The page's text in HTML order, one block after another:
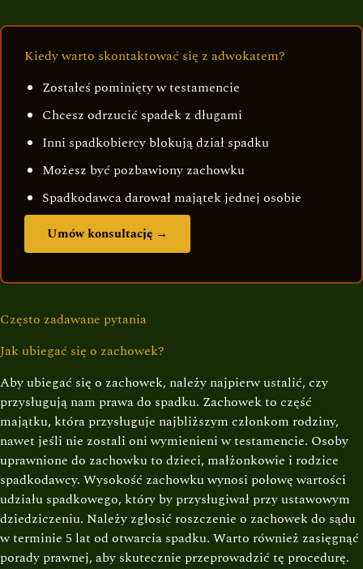
Kiedy warto skontaktować się z adwokatem?
Zostałeś pominięty w testamencie
Chcesz odrzucić spadek z długami
Inni spadkobiercy blokują dział spadku
Możesz być pozbawiony zachowku
Spadkodawca darował majątek jednej osobie
Umów konsultację →
Często zadawane pytania
Jak ubiegać się o zachowek?
Aby ubiegać się o zachowek, należy najpierw ustalić, czy
przysługują nam prawa do spadku. Zachowek to część
majątku, która przysługuje najbliższym członkom rodziny,
nawet jeśli nie zostali oni wymienieni w testamencie. Osoby
uprawnione do zachowku to dzieci, małżonkowie i rodzice
spadkodawcy. Wysokość zachowku wynosi połowę wartości
udziału spadkowego, który by przysługiwał przy ustawowym
dziedziczeniu. Należy zgłosić roszczenie o zachowek do sądu
w terminie 5 lat od otwarcia spadku. Warto również zasięgnąć
porady prawnej, aby skutecznie przeprowadzić tę procedurę.